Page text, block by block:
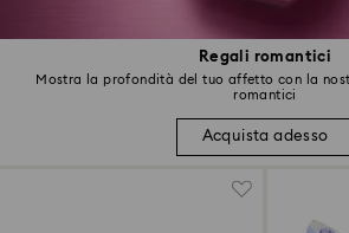
Regali romantici
Mostra la profondità del tuo affetto con la
romantici
Acquista adesso